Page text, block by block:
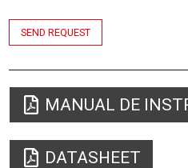
SEND REQUEST
MANUAL DE
DATASHEET